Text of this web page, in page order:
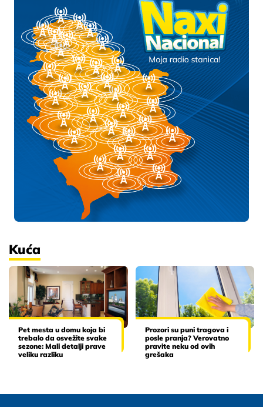
Kuća
Pet mesta u domu koja bi
trebalo da osvežite svake
sezone: Mali detalji prave
veliku razliku
Prozori su puni tragova i
posle pranja? Verovatno
pravite neku od ovih
grešaka